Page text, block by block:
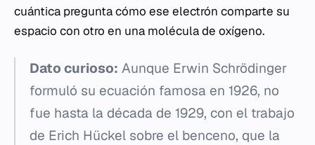
cuántica pregunta cómo ese electrón comparte su
espacio con otro en una molécula de oxígeno.
Dato curioso: Aunque Erwin Schrödinger
formuló su ecuación famosa en 1926, no
fue hasta la década de 1929, con el trabajo
de Erich Hückel sobre el benceno, que la